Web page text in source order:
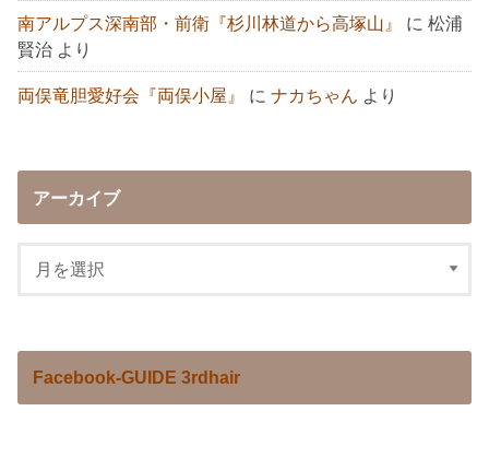
南アルプス深南部・前衛『杉川林道から高塚山』 に松浦
賢治 より
両俣竜胆愛好会『両俣小屋』 にナカちゃん より
アーカイブ
Facebook-GUIDE 3rdhair